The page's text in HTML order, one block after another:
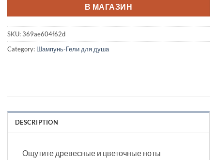
В МАГАЗИН
SKU:369ae604f62d
Category: Шампунь-Гели для душа
DESCRIPTION
Ощутите древесные и цветочные ноты